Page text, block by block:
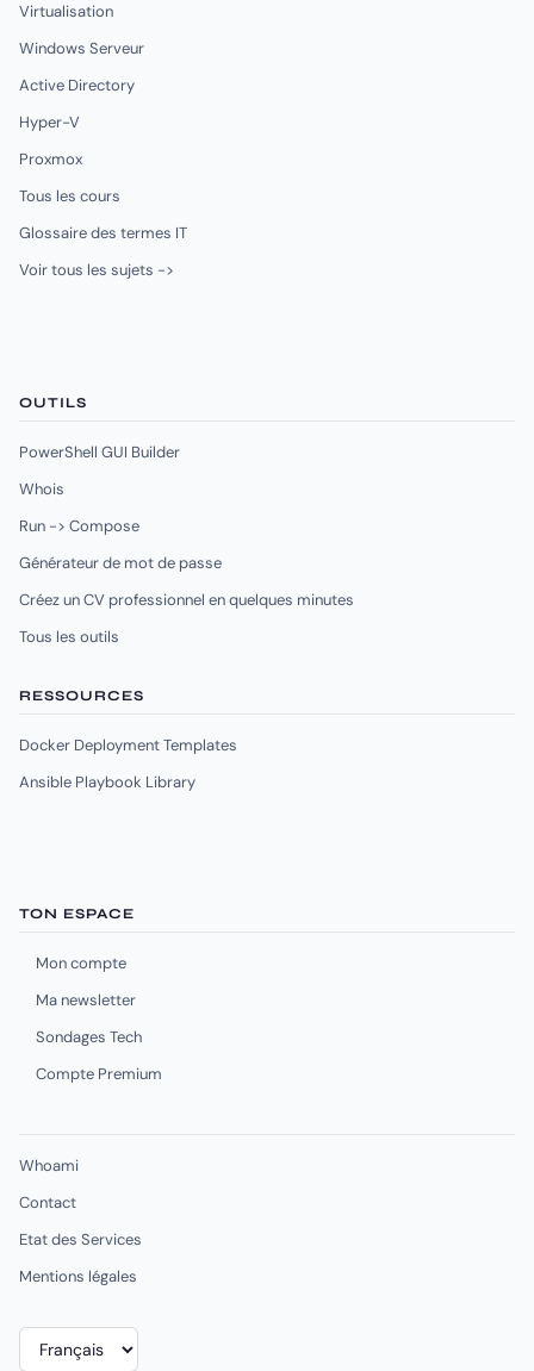
Virtualisation
Windows Serveur
Active Directory
Hyper-V
Proxmox
Tous les cours
Glossaire des termes IT
Voir tous les sujets ->
OUTILS
PowerShell GUI Builder
Whois
Run -> Compose
Générateur de mot de passe
Créez un CV professionnel en quelques minutes
Tous les outils
RESSOURCES
Docker Deployment Templates
Ansible Playbook Library
TON ESPACE
Mon compte
Ma newsletter
Sondages Tech
Compte Premium
Whoami
Contact
Etat des Services
Mentions légales
Choisir
une